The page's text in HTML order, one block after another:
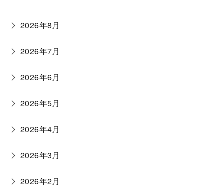
2026年8月
2026年7月
2026年6月
2026年5月
2026年4月
2026年3月
2026年2月